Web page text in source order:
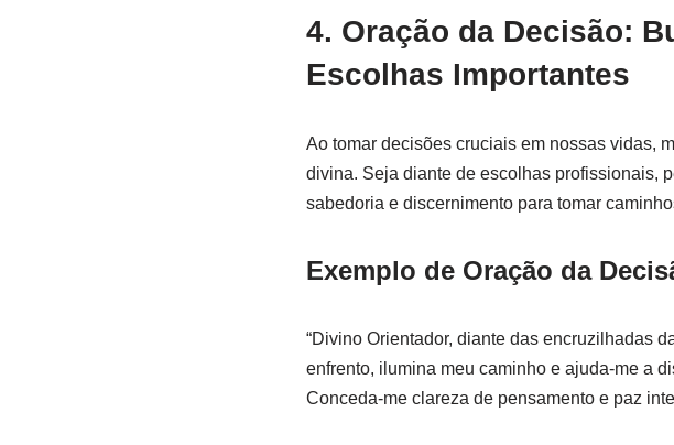
4. Oração da Decisão:
Escolhas Importantes
Ao tomar decisões cruciais em nossas vidas,
divina. Seja diante de escolhas profissionais,
sabedoria e discernimento para tomar
Exemplo de Oração da
“Divino Orientador, diante das encruzilhadas
enfrento, ilumina meu caminho e ajuda-me a
Conceda-me clareza de pensamento e paz